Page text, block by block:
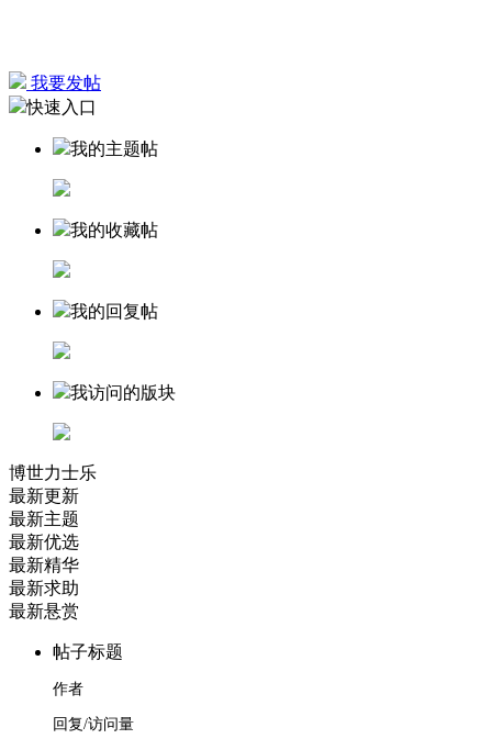
我要发帖
快速入口
我的主题帖
我的收藏帖
我的回复帖
我访问的版块
博世力士乐
最新更新
最新主题
最新优选
最新精华
最新求助
最新悬赏
帖子标题
作者
回复/访问量